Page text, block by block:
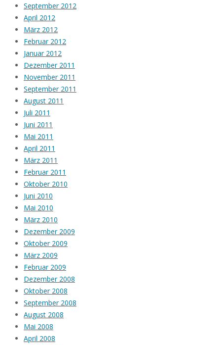
September 2012
April 2012
März 2012
Februar 2012
Januar 2012
Dezember 2011
November 2011
September 2011
August 2011
Juli 2011
Juni 2011
Mai 2011
April 2011
März 2011
Februar 2011
Oktober 2010
Juni 2010
Mai 2010
März 2010
Dezember 2009
Oktober 2009
März 2009
Februar 2009
Dezember 2008
Oktober 2008
September 2008
August 2008
Mai 2008
April 2008